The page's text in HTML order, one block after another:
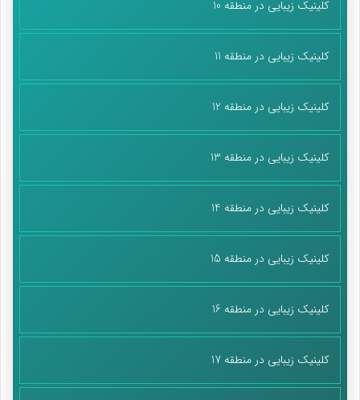
کلینیک زیبایی در منطقه 10
کلینیک زیبایی در منطقه 11
کلینیک زیبایی در منطقه 12
کلینیک زیبایی در منطقه 13
کلینیک زیبایی در منطقه 14
کلینیک زیبایی در منطقه 15
کلینیک زیبایی در منطقه 16
کلینیک زیبایی در منطقه 17